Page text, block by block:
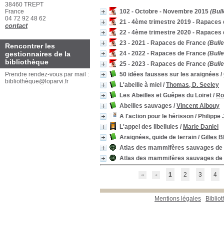
102 - Octobre - Novembre 2015
21 - 4ème trimestre 2019 - Rapaces
22 - 4ème trimestre 2020 - Rapaces
23 - 2021 - Rapaces de France
24 - 2022 - Rapaces de France
25 - 2023 - Rapaces de France
50 idées fausses sur les araignées /
L'abeille à miel / Thomas, D. Seeley
Les Abeilles et Guêpes du Loiret /
Abeilles sauvages / Vincent Albouy
A l'action pour le hérisson / Philippe
L'appel des libellules / Marie Daniel
Araignées, guide de terrain / Gilles
Atlas des mammifères sauvages
Atlas des mammifères sauvages
1 2 3 4
Mentions légales
Wallace[1]
[+]
38460 TREPT
France
04 72 92 48 62
contact
Rencontrer les
gestionnaires de la
bibliothèque
Prendre rendez-vous par mail :
bibliothèque@loparvi.fr